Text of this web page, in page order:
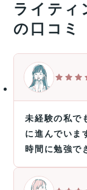
ライティ
の口コミ
未経験の私で
に進んでいま
時間に勉強で